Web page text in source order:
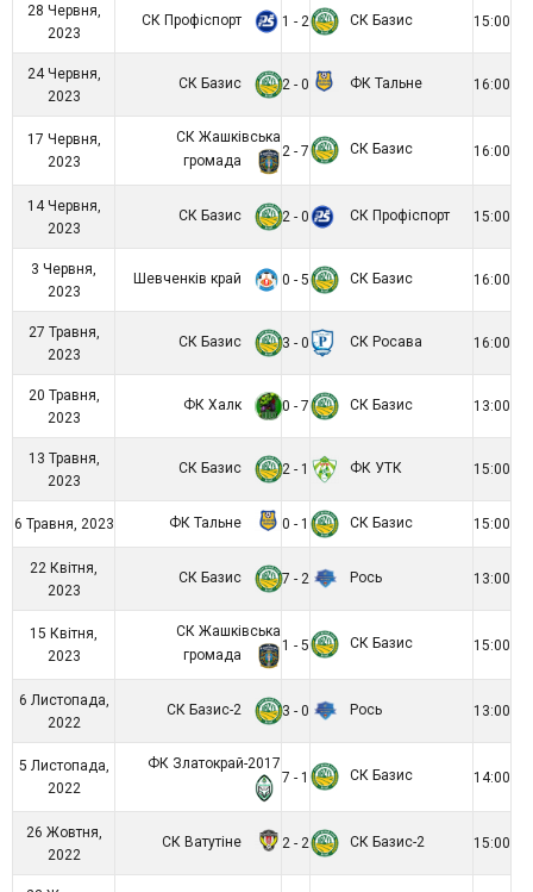
28 Червня,
2023
СК Профіспорт 1 - 2 СК Базис 15:00
24 Червня,
2023
СК Базис 2 - 0 ФК Тальне 16:00
17 Червня,
2023
СК Жашківська
громада
2 - 7 СК Базис 16:00
14 Червня,
2023
СК Базис 2 - 0 СК Профіспорт 15:00
3 Червня,
2023
Шевченків край 0 - 5 СК Базис 16:00
27 Травня,
2023
СК Базис 3 - 0 СК Росава 16:00
20 Травня,
2023
ФК Халк 0 - 7 СК Базис 13:00
13 Травня,
2023
СК Базис 2 - 1 ФК УТК 15:00
6 Травня, 2023 ФК Тальне 0 - 1 СК Базис 15:00
22 Квітня,
2023
СК Базис 7 - 2 Рось 13:00
15 Квітня,
2023
СК Жашківська
громада
1 - 5 СК Базис 15:00
6 Листопада,
2022
СК Базис-2 3 - 0 Рось 13:00
5 Листопада,
2022
ФК Златокрай-2017
7 - 1
СК Базис 14:00
26 Жовтня,
2022
СК Ватутіне 2 - 2 СК Базис-2 15:00